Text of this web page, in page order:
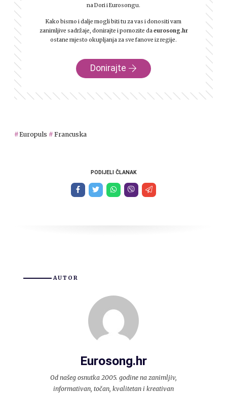
na Dori i Eurosongu.
Kako bismo i dalje mogli biti tu za vas i donositi vam
zanimljive sadržaje, donirajte i pomozite da eurosong.hr
ostane mjesto okupljanja za sve fanove iz regije.
Donirajte
Europuls Francuska
PODIJELI ČLANAK
AUTOR
Eurosong.hr
Od našeg osnutka 2005. godine na zanimljiv,
informativan, točan, kvalitetan i kreativan